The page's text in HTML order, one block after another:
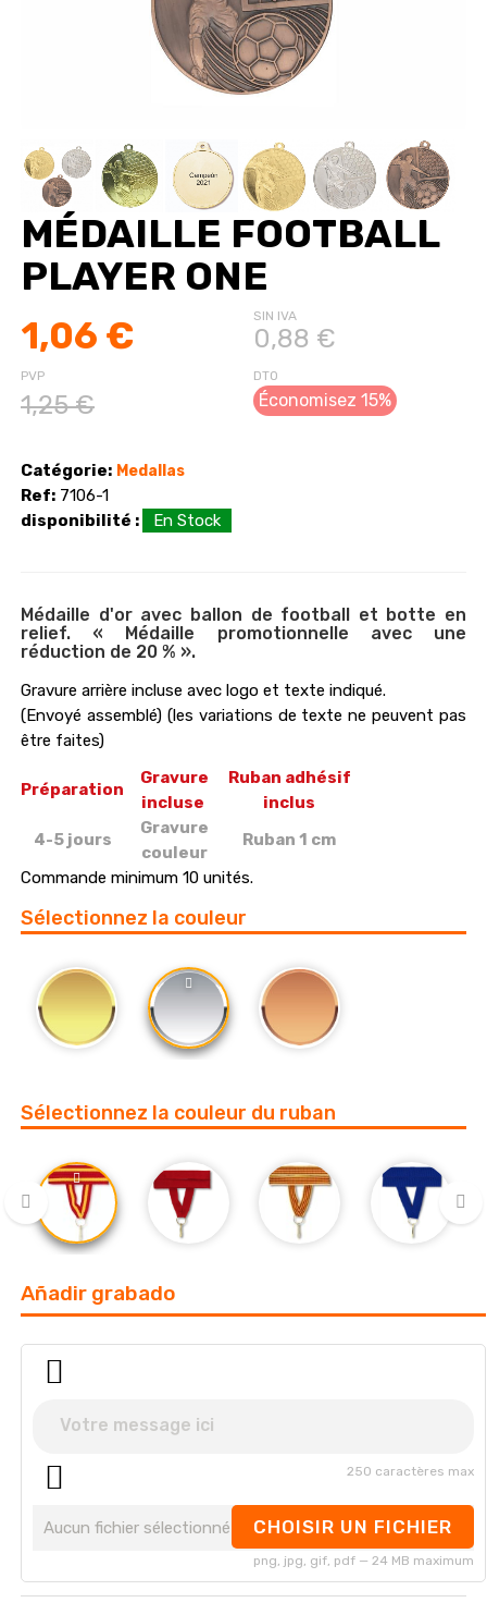
MÉDAILLE FOOTBALL
PLAYER ONE
1,06 € SIN IVA
0,88 €
PVP
1,25 €
DTO
Économisez 15%
Catégorie: Medallas
Ref: 7106-1
disponibilité :
En Stock
Médaille d'or avec ballon de football et botte en
relief. « Médaille promotionnelle avec une
réduction de 20 % ».
Gravure arrière incluse avec logo et texte indiqué.
(Envoyé assemblé) (les variations de texte ne peuvent pas
être faites)
Préparation
Gravure
incluse
Ruban adhésif
inclus
4-5 jours
Gravure
couleur
Ruban 1 cm
Commande minimum 10 unités.
Sélectionnez la couleur
Sélectionnez la couleur du ruban
Añadir grabado
250 caractères max
Aucun fichier sélectionné CHOISIR UN FICHIER
png, jpg, gif, pdf — 24 MB maximum